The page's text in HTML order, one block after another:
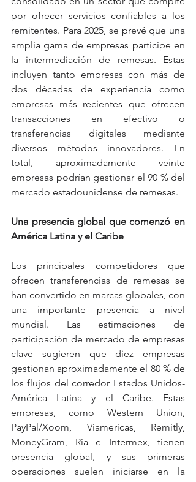
por ofrecer servicios confiables a los
remitentes. Para 2025, se prevé que una
amplia gama de empresas participe en
la intermediación de remesas. Estas
incluyen tanto empresas con más de
dos décadas de experiencia como
empresas más recientes que ofrecen
transacciones en efectivo o
transferencias digitales mediante
diversos métodos innovadores. En
total, aproximadamente veinte
empresas podrían gestionar el 90 % del
mercado estadounidense de remesas.
Una presencia global que comenzó en
América Latina y el Caribe
Los principales competidores que
ofrecen transferencias de remesas se
han convertido en marcas globales, con
una importante presencia a nivel
mundial. Las estimaciones de
participación de mercado de empresas
clave sugieren que diez empresas
gestionan aproximadamente el 80 % de
los flujos del corredor Estados Unidos-
América Latina y el Caribe. Estas
empresas, como Western Union,
PayPal/Xoom, Viamericas, Remitly,
MoneyGram, Ria e Intermex, tienen
presencia global, y sus primeras
operaciones suelen iniciarse en la